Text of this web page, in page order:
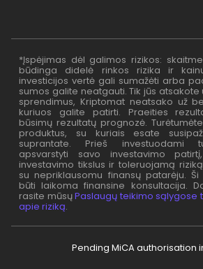
*Įspėjimas dėl galimos rizikos:
būdinga didelė rinkos rizika ir
investicijos vertė gali sumažėti arba
sumos galite neatgauti. Tik jūs atsakote
sprendimus, Kriptomat neatsako už
kuriuos galite patirti. Praeities
būsimų rezultatų prognozė.
produktus, su kuriais esate
suprantate. Prieš investuodami
apsvarstyti savo investavimo
investavimo tikslus ir toleruojamą
su nepriklausomu finansų patarėju.
būti laikoma finansine konsultacija.
rasite mūsųPaslaugų teikimo sąlygose
apie riziką.
Pending MiCA authorisation